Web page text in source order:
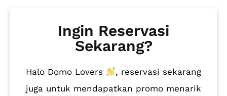
Ingin Reservasi
Sekarang?
Halo Domo Lovers
, reservasi sekarang
juga untuk mendapatkan promo menarik